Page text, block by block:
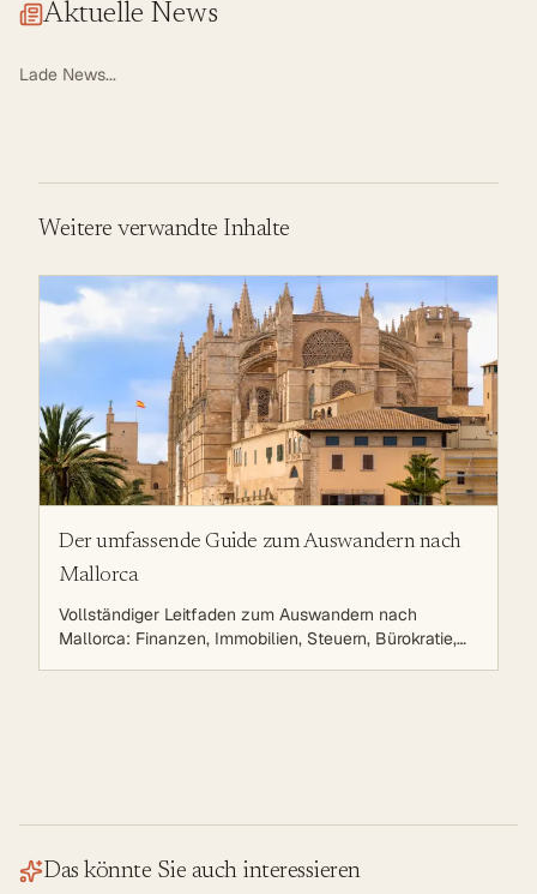
Aktuelle News
Lade News...
Weitere verwandte Inhalte
Der umfassende Guide zum Auswandern nach
Mallorca
Vollständiger Leitfaden zum Auswandern nach
Mallorca: Finanzen, Immobilien, Steuern, Bürokratie,
Das könnte Sie auch interessieren